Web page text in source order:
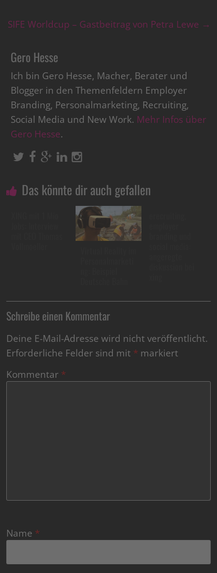
SIFE Worldcup – Gastbeitrag von Petra Lewe →
Gero Hesse
Ich bin Gero Hesse, Macher, Berater und
Blogger in den Themenfeldern Employer
Branding, Personalmarketing, Recruiting,
Social Media und New Work. Mehr Infos über
Gero Hesse.
Das könnte dir auch gefallen
Schreibe einen Kommentar
Deine E-Mail-Adresse wird nicht veröffentlicht.
Erforderliche Felder sind mit * markiert
Kommentar *
Name *